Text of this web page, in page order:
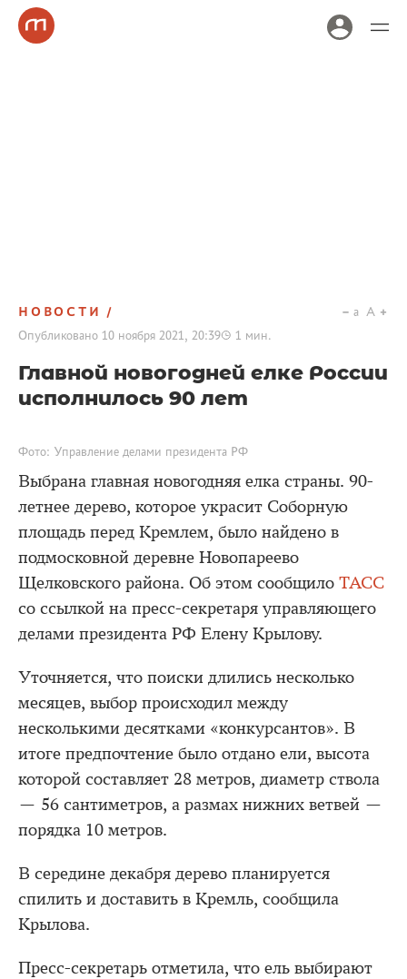
НОВОСТИ
Опубликовано 10 ноября 2021, 20:39 1 мин.
a A
Главной новогодней елке России
исполнилось 90 лет
Фото: Управление делами президента РФ
Выбрана главная новогодняя елка страны. 90-
летнее дерево, которое украсит Соборную
площадь перед Кремлем, было найдено в
подмосковной деревне Новопареево
Щелковского района. Об этом сообщило ТАСС
со ссылкой на пресс-секретаря управляющего
делами президента РФ Елену Крылову.
Уточняется, что поиски длились несколько
месяцев, выбор происходил между
несколькими десятками «конкурсантов». В
итоге предпочтение было отдано ели, высота
которой составляет 28 метров, диаметр ствола
— 56 сантиметров, а размах нижних ветвей —
порядка 10 метров.
В середине декабря дерево планируется
спилить и доставить в Кремль, сообщила
Крылова.
Пресс-секретарь отметила, что ель выбирают